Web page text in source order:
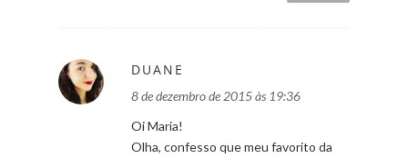
DUANE
8 de dezembro de 2015 às 19:36
Oi Maria!
Olha, confesso que meu favorito da